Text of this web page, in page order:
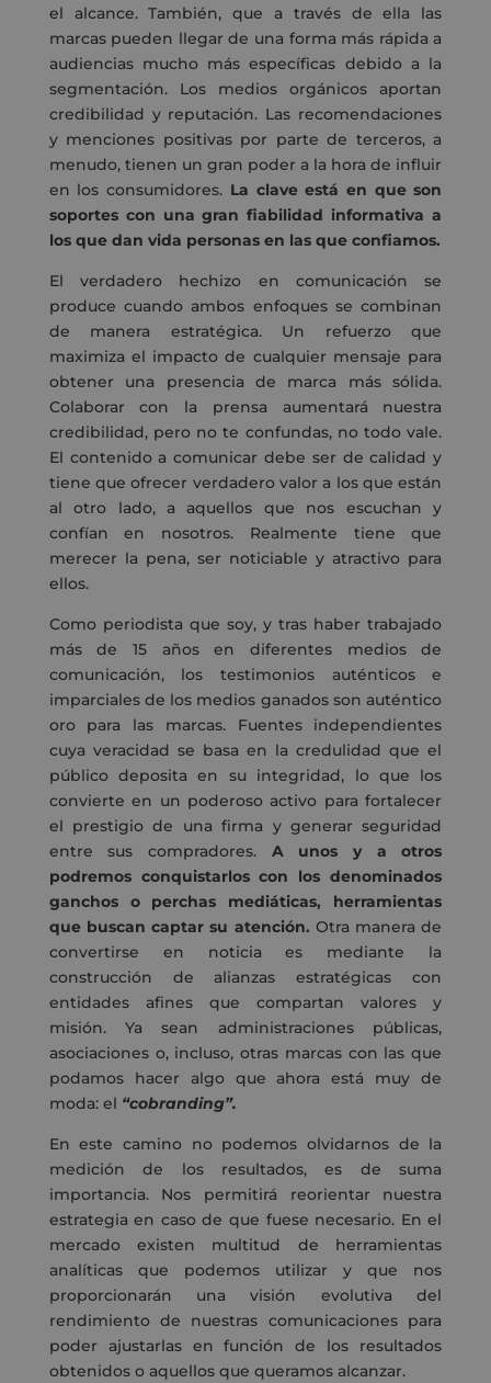
el alcance. También, que a través de ella las
marcas pueden llegar de una forma más rápida a
audiencias mucho más específicas debido a la
segmentación. Los medios orgánicos aportan
credibilidad y reputación. Las recomendaciones
y menciones positivas por parte de terceros, a
menudo, tienen un gran poder a la hora de influir
en los consumidores. La clave está en que son
soportes con una gran fiabilidad informativa a
los que dan vida personas en las que confiamos.
El verdadero hechizo en comunicación se
produce cuando ambos enfoques se combinan
de manera estratégica. Un refuerzo que
maximiza el impacto de cualquier mensaje para
obtener una presencia de marca más sólida.
Colaborar con la prensa aumentará nuestra
credibilidad, pero no te confundas, no todo vale.
El contenido a comunicar debe ser de calidad y
tiene que ofrecer verdadero valor a los que están
al otro lado, a aquellos que nos escuchan y
confían en nosotros. Realmente tiene que
merecer la pena, ser noticiable y atractivo para
ellos.
Como periodista que soy, y tras haber trabajado
más de 15 años en diferentes medios de
comunicación, los testimonios auténticos e
imparciales de los medios ganados son auténtico
oro para las marcas. Fuentes independientes
cuya veracidad se basa en la credulidad que el
público deposita en su integridad, lo que los
convierte en un poderoso activo para fortalecer
el prestigio de una firma y generar seguridad
entre sus compradores.
A unos y a otros
podremos conquistarlos con los denominados
ganchos o perchas mediáticas, herramientas
que buscan captar su atención. Otra manera de
convertirse en noticia es mediante la
construcción de alianzas estratégicas con
entidades afines que compartan valores y
misión. Ya sean administraciones públicas,
asociaciones o, incluso, otras marcas con las que
podamos hacer algo que ahora está muy de
moda: el “cobranding”.
En este camino no podemos olvidarnos de la
medición de los resultados, es de suma
importancia. Nos permitirá reorientar nuestra
estrategia en caso de que fuese necesario. En el
mercado existen multitud de herramientas
analíticas que podemos utilizar y que nos
proporcionarán una visión evolutiva del
rendimiento de nuestras comunicaciones para
poder ajustarlas en función de los resultados
obtenidos o aquellos que queramos alcanzar.